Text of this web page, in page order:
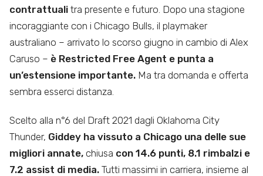
contrattuali tra presente e futuro. Dopo una stagione
incoraggiante con i Chicago Bulls, il playmaker
australiano – arrivato lo scorso giugno in cambio di Alex
Caruso – è Restricted Free Agent e punta a
un’estensione importante. Ma tra domanda e offerta
sembra esserci distanza.
Scelto alla n°6 del Draft 2021 dagli Oklahoma City
Thunder, Giddey ha vissuto a Chicago una delle sue
migliori annate, chiusa con 14.6 punti, 8.1 rimbalzi e
7.2 assist di media. Tutti massimi in carriera, insieme al